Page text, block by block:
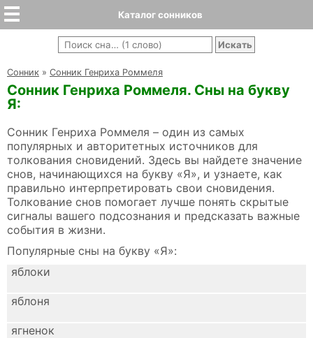
Каталог сонников
Cонник » Сонник Генриха Роммеля
Сонник Генриха Роммеля. Сны на букву
Я:
Сонник Генриха Роммеля – один из самых
популярных и авторитетных источников для
толкования сновидений. Здесь вы найдете значение
снов, начинающихся на букву «Я», и узнаете, как
правильно интерпретировать свои сновидения.
Толкование снов помогает лучше понять скрытые
сигналы вашего подсознания и предсказать важные
события в жизни.
Популярные сны на букву «Я»:
яблоки
яблоня
ягненок